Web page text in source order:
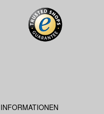
INFORMATIONEN